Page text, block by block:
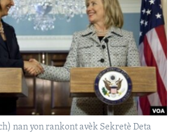
nan yon rankont avèk Sekretè Deta